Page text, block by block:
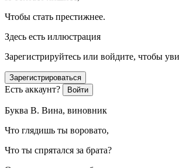
Чтобы стать престижнее.
Здесь есть иллюстрация
Зарегистрируйтесь или войдите, чтобы
Зарегистрироваться
Есть аккаунт? Войти
Буква В. Вина, виновник
Что глядишь ты воровато,
Что ты спрятался за брата?